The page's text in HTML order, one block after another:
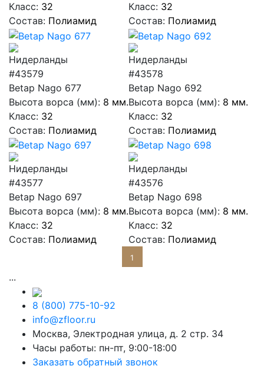
Класс: 32
Состав: Полиамид
Класс: 32
Состав: Полиамид
#43579
Betap Nago 677
Высота ворса (мм): 8 мм.
Класс: 32
Состав: Полиамид
#43578
Betap Nago 692
Высота ворса (мм): 8 мм.
Класс: 32
Состав: Полиамид
#43577
Betap Nago 697
Высота ворса (мм): 8 мм.
Класс: 32
Состав: Полиамид
#43576
Betap Nago 698
Высота ворса (мм): 8 мм.
Класс: 32
Состав: Полиамид
1
...
8 (800) 775-10-92
info@zfloor.ru
Москва, Электродная улица, д. 2 стр. 34
Часы работы: пн-пт, 9:00-18:00
Заказать обратный звонок